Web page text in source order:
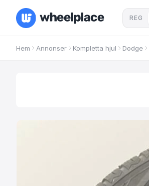
REG
Hem Annonser Kompletta hjul Dodge